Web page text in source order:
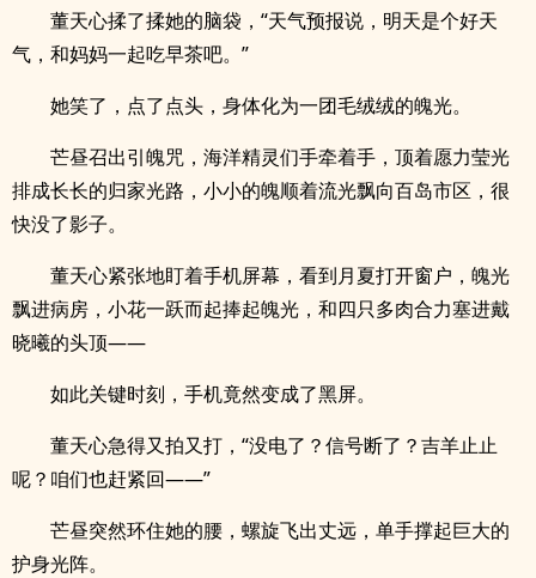
董天心揉了揉她的脑袋，“天气预报说，明天是个好天
气，和妈妈一起吃早茶吧。”
她笑了，点了点头，身体化为一团毛绒绒的魄光。
芒昼召出引魄咒，海洋精灵们手牵着手，顶着愿力莹光
排成长长的归家光路，小小的魄顺着流光飘向百岛市区，很
快没了影子。
董天心紧张地盯着手机屏幕，看到月夏打开窗户，魄光
飘进病房，小花一跃而起捧起魄光，和四只多肉合力塞进戴
晓曦的头顶——
如此关键时刻，手机竟然变成了黑屏。
董天心急得又拍又打，“没电了？信号断了？吉羊止止
呢？咱们也赶紧回——”
芒昼突然环住她的腰，螺旋飞出丈远，单手撑起巨大的
护身光阵。